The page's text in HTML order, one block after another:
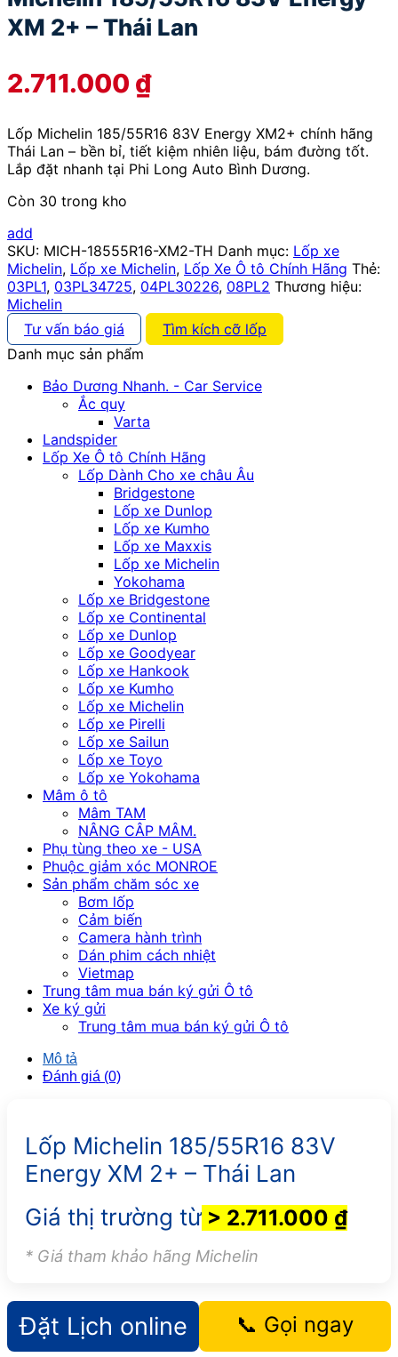
XM 2+ – Thái Lan
2.711.000 ₫
Lốp Michelin 185/55R16 83V Energy XM2+ chính hãng
Thái Lan – bền bỉ, tiết kiệm nhiên liệu, bám đường tốt.
Lắp đặt nhanh tại Phi Long Auto Bình Dương.
Còn 30 trong kho
add
SKU: MICH-18555R16-XM2-TH Danh mục: Lốp xe
Michelin, Lốp xe Michelin, Lốp Xe Ô tô Chính Hãng Thẻ:
03PL1, 03PL34725, 04PL30226, 08PL2 Thương hiệu:
Michelin
Tư vấn báo giá
Tìm kích cỡ lốp
Danh mục sản phẩm
Bảo Dương Nhanh. - Car Service
Ắc quy
Varta
Landspider
Lốp Xe Ô tô Chính Hãng
Lốp Dành Cho xe châu Âu
Bridgestone
Lốp xe Dunlop
Lốp xe Kumho
Lốp xe Maxxis
Lốp xe Michelin
Yokohama
Lốp xe Bridgestone
Lốp xe Continental
Lốp xe Dunlop
Lốp xe Goodyear
Lốp xe Hankook
Lốp xe Kumho
Lốp xe Michelin
Lốp xe Pirelli
Lốp xe Sailun
Lốp xe Toyo
Lốp xe Yokohama
Mâm ô tô
Mâm TAM
NÂNG CÂP MÂM.
Phụ tùng theo xe - USA
Phuộc giảm xóc MONROE
Sản phẩm chăm sóc xe
Bơm lốp
Cảm biến
Camera hành trình
Dán phim cách nhiệt
Vietmap
Trung tâm mua bán ký gửi Ô tô
Xe ký gửi
Trung tâm mua bán ký gửi Ô tô
Mô tả
Đánh giá (0)
Lốp Michelin 185/55R16 83V
Energy XM 2+ – Thái Lan
Giá thị trường từ > 2.711.000 ₫
* Giá tham khảo hãng Michelin
Đặt Lịch online 📞 Gọi ngay